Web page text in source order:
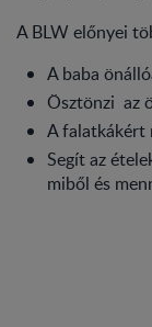
A BLW előnyei
A baba
Ösztönzi az
A falatkákért
Segít az
miből és